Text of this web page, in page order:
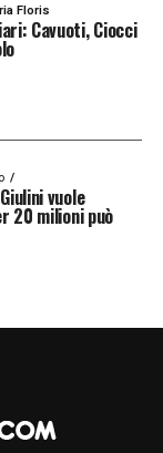
Floris
Cavuoti, Ciocci
vuole
20 milioni può